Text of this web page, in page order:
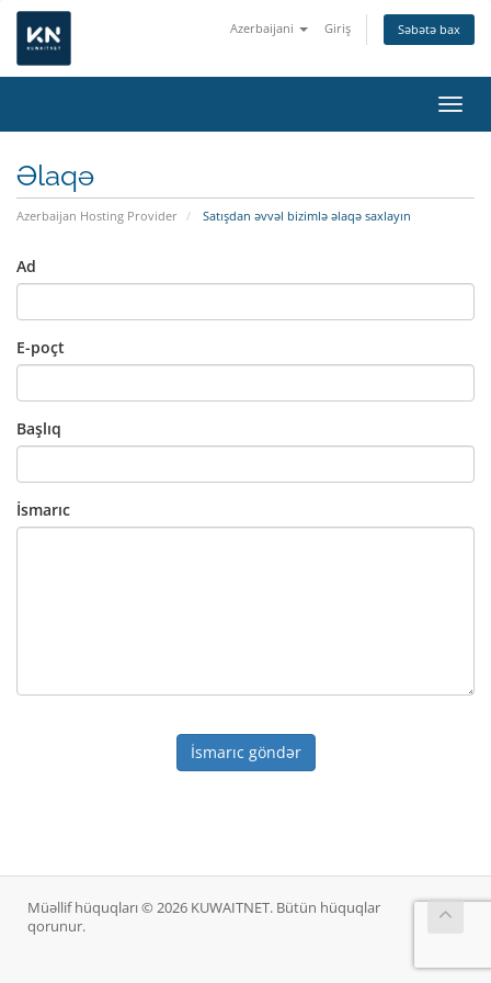
Azerbaijani Giriş Səbətə bax
Əlaqə
Azerbaijan Hosting Provider Satışdan əvvəl bizimlə əlaqə saxlayın
Ad
E-poçt
Başlıq
İsmarıc
İsmarıc göndər
Müəllif hüquqları © 2026 KUWAITNET. Bütün hüquqlar
qorunur.